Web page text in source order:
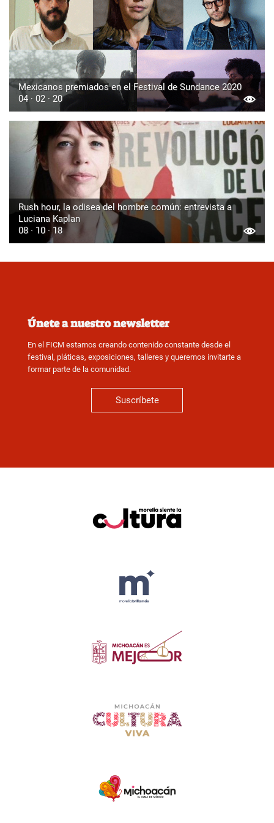
Mexicanos premiados en el Festival de Sundance 2020
04 · 02 · 20
Rush hour, la odisea del hombre común: entrevista a
Luciana Kaplan
08 · 10 · 18
Únete a nuestro newsletter
En el FICM estamos creando contenido constante desde el
festival, pláticas, exposiciones, talleres y queremos invitarte a
formar parte de la comunidad.
Suscríbete